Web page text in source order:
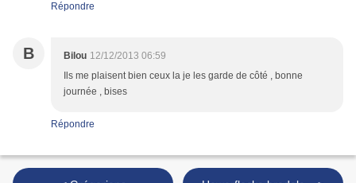
Répondre
B Bilou 12/12/2013 06:59
Ils me plaisent bien ceux la je les garde de côté , bonne
journée , bises
Répondre